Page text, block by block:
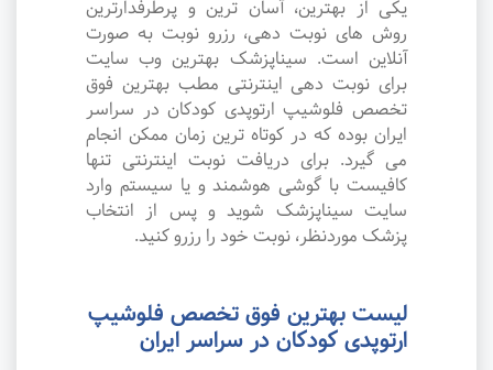
یکی از بهترین، آسان ترین و پرطرفدارترین
روش های نوبت دهی، رزرو نوبت به صورت
آنلاین است. سیناپزشک بهترین وب سایت
برای نوبت دهی اینترنتی مطب بهترین فوق
تخصص فلوشیپ ارتوپدی کودکان در سراسر
ایران بوده که در کوتاه ترین زمان ممکن انجام
می گیرد. برای دریافت نوبت اینترنتی تنها
کافیست با گوشی هوشمند و یا سیستم وارد
سایت سیناپزشک شوید و پس از انتخاب
پزشک موردنظر، نوبت خود را رزرو کنید.
لیست بهترین فوق تخصص فلوشیپ
ارتوپدی کودکان در سراسر ایران